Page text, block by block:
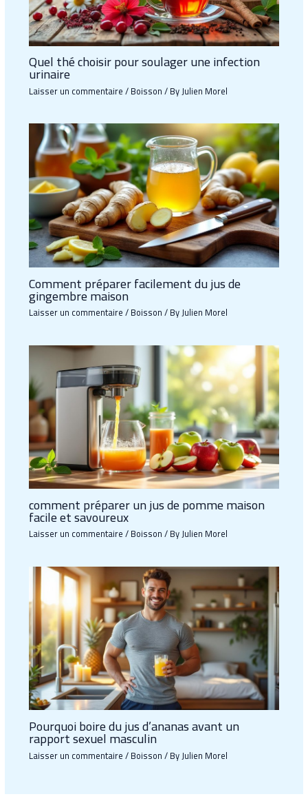
Quel thé choisir pour soulager une infection
urinaire
Laisser un commentaire/Boisson/ ByJulien Morel
Comment préparer facilement du jus de
gingembre maison
Laisser un commentaire/Boisson/ ByJulien Morel
comment préparer un jus de pomme maison
facile et savoureux
Laisser un commentaire/Boisson/ ByJulien Morel
Pourquoi boire du jus d’ananas avant un
rapport sexuel masculin
Laisser un commentaire/Boisson/ ByJulien Morel